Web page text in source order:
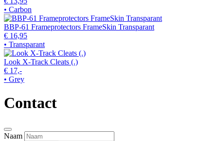
• Carbon
BBP-61 Frameprotectors FrameSkin Transparant
€ 16,95
• Transparant
Look X-Track Cleats (.)
€ 17,-
• Grey
Contact
Naam